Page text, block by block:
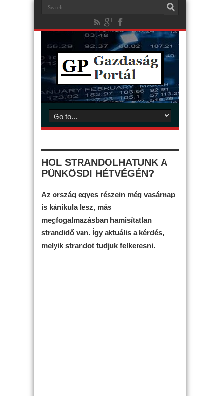
HOL STRANDOLHATUNK A
PÜNKÖSDI HÉTVÉGÉN?
Az ország egyes részein még vasárnap
is kánikula lesz, más
megfogalmazásban hamisítatlan
strandidő van. Így aktuális a kérdés,
melyik strandot tudjuk felkeresni.